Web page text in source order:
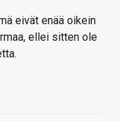
eivät enää oikein
ellei sitten ole